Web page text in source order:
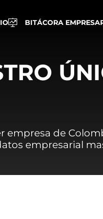
BITÁCORA
empresa de
empresarial